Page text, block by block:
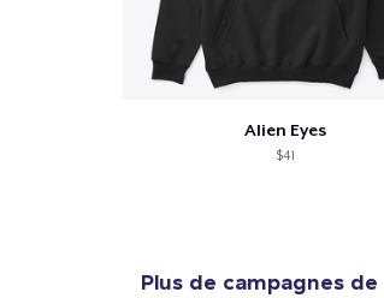
Alien Eyes
$41
Plus de campagnes de